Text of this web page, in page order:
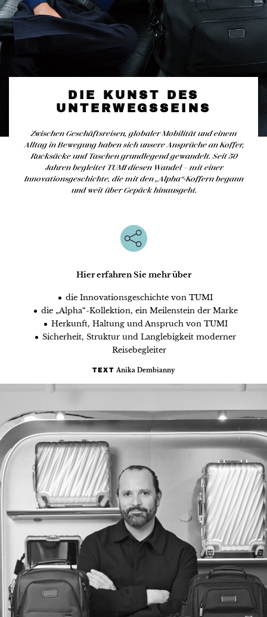
DIE KUNST DES
UNTERWEGSSEINS
Zwischen Geschäftsreisen, globaler Mobilität und einem
Alltag in Bewegung haben sich unsere Ansprüche an Koffer,
Rucksäcke und Taschen grundlegend gewandelt. Seit 50
Jahren begleitet TUMI diesen Wandel – mit einer
Innovationsgeschichte, die mit den „Alpha“-Koffern begann
und weit über Gepäck hinausgeht.
Hier erfahren Sie mehr über
die Innovationsgeschichte von TUMI
die „Alpha“-Kollektion, ein Meilenstein der Marke
Herkunft, Haltung und Anspruch von TUMI
Sicherheit, Struktur und Langlebigkeit moderner
Reisebegleiter
TEXT Anika Dembianny